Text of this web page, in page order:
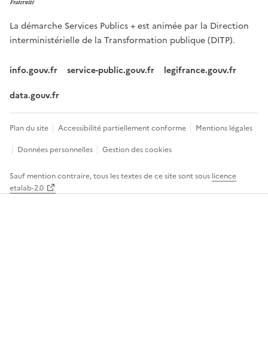
La démarche Services Publics + est animée par la Direction
interministérielle de la Transformation publique (DITP).
info.gouv.fr service-public.gouv.fr
legifrance.gouv.fr
data.gouv.fr
Footer
menu
Plan du site Accessibilité partiellement conforme
Mentions légales
Données personnelles
Gestion des cookies
Sauf mention contraire, tous les textes de ce site sont sous licence
etalab-2.0